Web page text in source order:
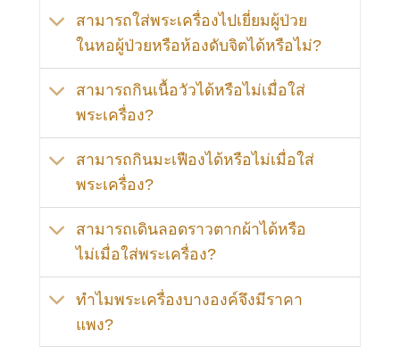
สามารถใส่พระเครื่องไปเยี่ยมผู้ป่วย
ในหอผู้ป่วยหรือห้องดับจิตได้หรือไม่?
สามารถกินเนื้อวัวได้หรือไม่เมื่อใส่
พระเครื่อง?
สามารถกินมะเฟืองได้หรือไม่เมื่อใส่
พระเครื่อง?
สามารถเดินลอดราวตากผ้าได้หรือ
ไม่เมื่อใส่พระเครื่อง?
ทำไมพระเครื่องบางองค์จึงมีราคา
แพง?